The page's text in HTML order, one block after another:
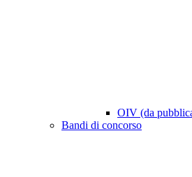
OIV (da
Bandi di concorso